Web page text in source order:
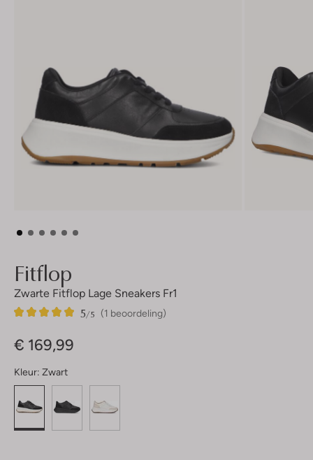
Fitflop
Zwarte Fitflop Lage Sneakers Fr1
(1 beoordeling)
5/5
1
5
€ 169,99
Kleur: Zwart